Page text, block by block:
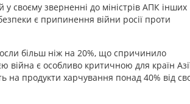
своєму зверненні до міністрів АПК інших
є припинення війни росії проти
більш ніж на 20%, що спричинило
війна є особливо критичною для країн
продукти харчування понад 40% від